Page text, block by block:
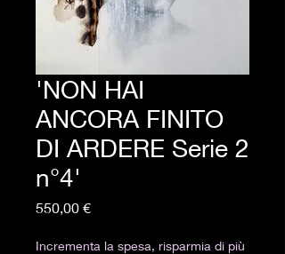
'NON HAI
ANCORA FINITO
DI ARDERE Serie 2
n°4'
550,00 €Pris
Incrementa la spesa, risparmia di più